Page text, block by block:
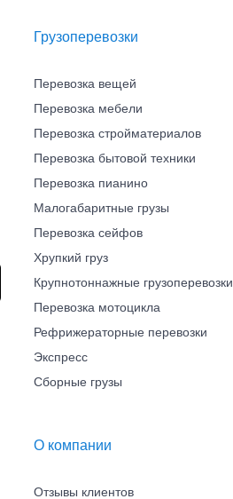
Грузоперевозки
Перевозка вещей
Перевозка мебели
Перевозка стройматериалов
Перевозка бытовой техники
Перевозка пианино
Малогабаритные грузы
Перевозка сейфов
Хрупкий груз
Крупнотоннажные грузоперевозки
Перевозка мотоцикла
Рефрижераторные перевозки
Экспресс
Сборные грузы
О компании
Отзывы клиентов